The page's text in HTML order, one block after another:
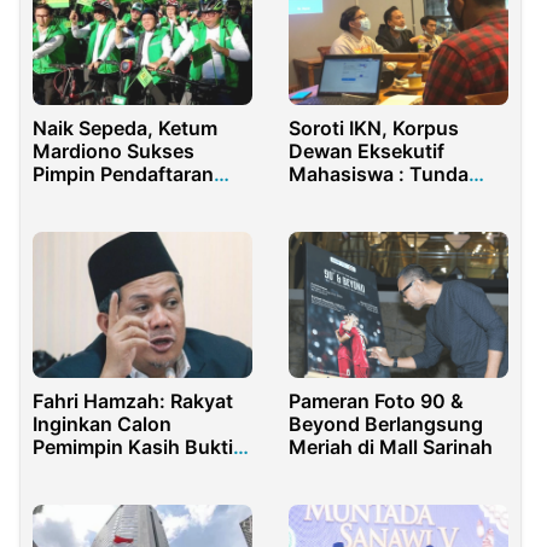
Naik Sepeda, Ketum
Mardiono Sukses
Pimpin Pendaftaran
Soroti IKN, Korpus
Dewan Eksekutif
Mahasiswa : Tunda
Fahri Hamzah: Rakyat
Inginkan Calon
Pemimpin Kasih Bukti,
Pameran Foto 90 &
Beyond Berlangsung
Meriah di Mall Sarinah